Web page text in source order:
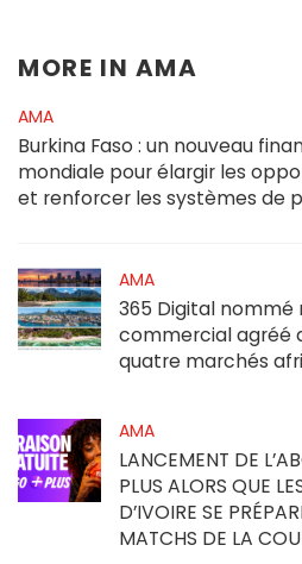
MORE IN AMA
AMA
Burkina Faso : un nouveau
mondiale pour élargir les
et renforcer les systèmes de
AMA
365 Digital
commercial agréé
quatre marchés
AMA
LANCEMENT DE
PLUS ALORS QUE
D’IVOIRE SE
MATCHS DE LA